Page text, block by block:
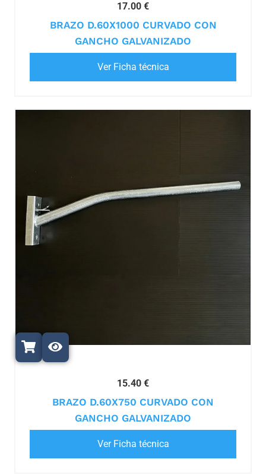
17.00 €
BRAZO D.60X1000 CURVADO CON
GANCHO GALVANIZADO
Ver Ficha técnica
15.40 €
BRAZO D.60X750 CURVADO CON
GANCHO GALVANIZADO
Ver Ficha técnica